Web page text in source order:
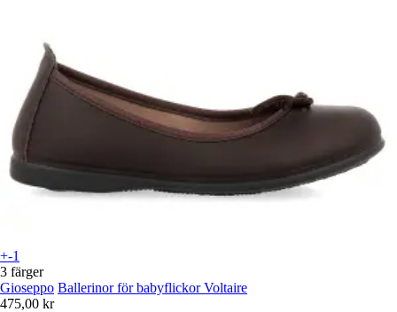
+-1
3 färger
Gioseppo Ballerinor för babyflickor Voltaire
475,00 kr